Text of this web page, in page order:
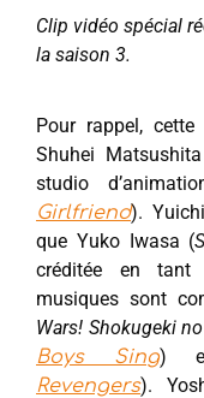
Clip vidéo spécial
la saison 3.
Pour rappel,
Shuhei
studio
Girlfriend).
que Yuko Iwasa (
créditée en tant
musiques sont
Wars! Shokugeki
Boys Sing)
Revengers).